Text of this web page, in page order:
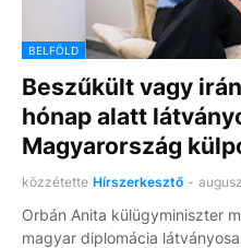
BELFÖLD
Beszűkült vagy
hónap alatt
Magyarország
közzétette Hírszerkesztő -
Orbán Anita külügyminiszter
magyar diplomácia